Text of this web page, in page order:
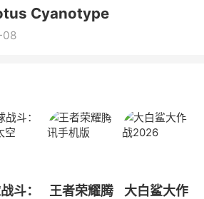
Cyanotype
08
斗：
王者荣耀腾
大白鲨大作